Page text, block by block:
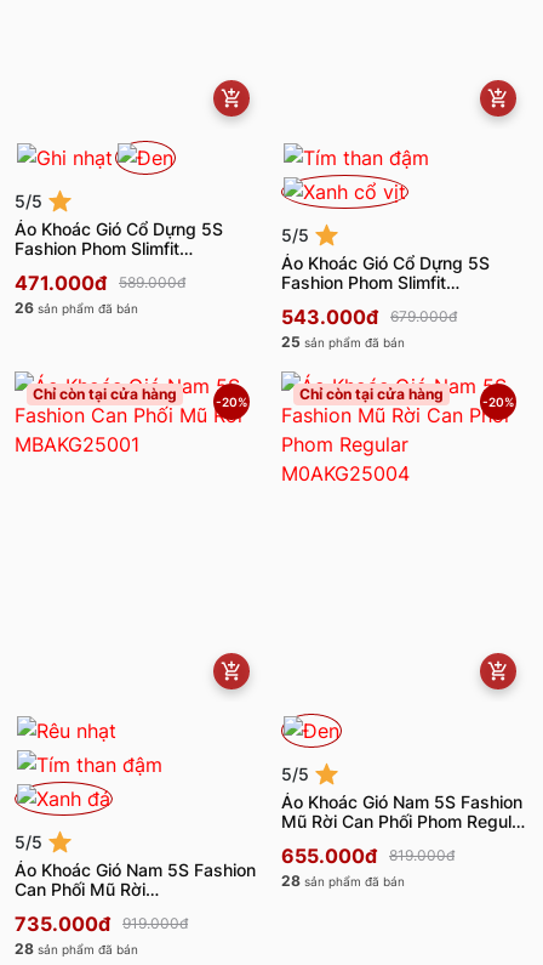
5/5
Áo Khoác Gió Cổ Dựng 5S
Fashion Phom Slimfit
471.000đ
589.000đ
26 sản phẩm đã bán
5/5
Áo Khoác Gió Cổ Dựng 5S
Fashion Phom Slimfit
543.000đ
679.000đ
25 sản phẩm đã bán
Chỉ còn tại cửa hàng -20%
5/5
Áo Khoác Gió Nam 5S Fashion
Can Phối Mũ Rời
735.000đ
919.000đ
28 sản phẩm đã bán
Chỉ còn tại cửa hàng -20%
5/5
Áo Khoác Gió Nam 5S Fashion
Mũ Rời Can Phối Phom Regular
655.000đ
819.000đ
28 sản phẩm đã bán